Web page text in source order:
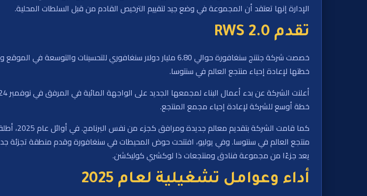
الإدارة إنها تعتقد أن المجموعة في وضع جيد لتقييم الترخيص القادم من قبل السلطات المحلية.
تقدم RWS 2.0
خطتها لإعادة إحياء منتجع العالم في سنتوسا.
خطة أوسع للشركة لإعادة إحياء مجمع المنتجع.
كما قامت
يعد جزءًا من مجموعة فنادق ومنتجعات ذا لوكشري كوليكشن.
أداء وعوامل تشغيلية لعام 2025